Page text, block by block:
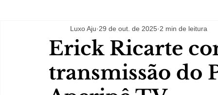
Erick Ricarte
transmissão do
Luxo Aju 29 de out. de 2025 2 min de leitura